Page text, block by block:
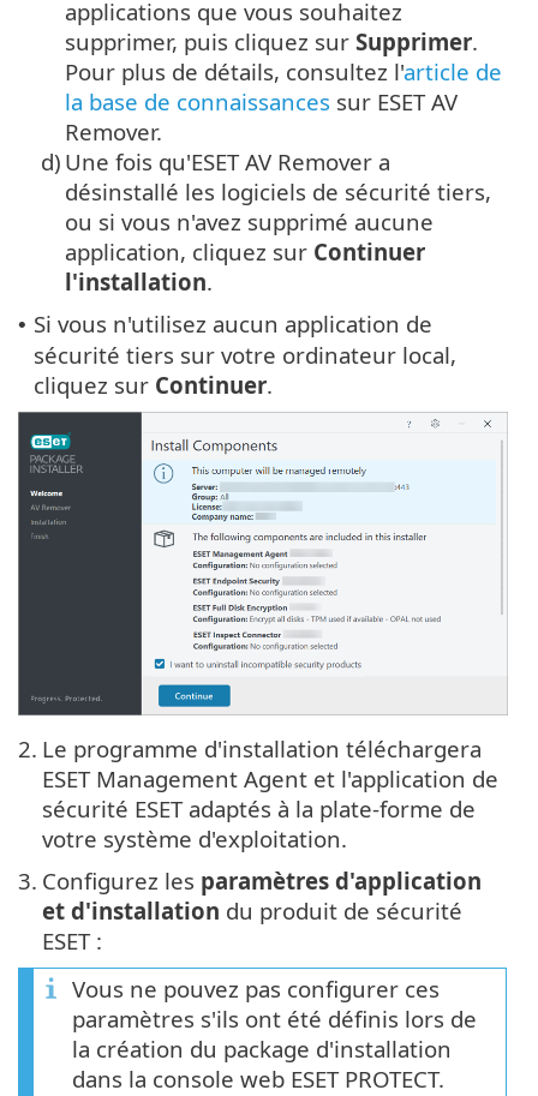
applications que vous souhaitez
supprimer, puis cliquez sur Supprimer.
Pour plus de détails, consultez l'article de
la base de connaissances sur ESET AV
Remover.
d) Une fois qu'ESET AV Remover a
désinstallé les logiciels de sécurité tiers,
ou si vous n'avez supprimé aucune
application, cliquez sur Continuer
l'installation.
• Si vous n'utilisez aucun application de
sécurité tiers sur votre ordinateur local,
cliquez sur Continuer.
2. Le programme d'installation téléchargera
ESET Management Agent et l'application de
sécurité ESET adaptés à la plate-forme de
votre système d'exploitation.
3. Configurez les paramètres d'application
et d'installation du produit de sécurité
ESET :
Vous ne pouvez pas configurer ces
paramètres s'ils ont été définis lors de
la création du package d'installation
dans la console web ESET PROTECT.